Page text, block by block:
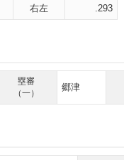
右左 .293
塁審
（一）
郷津